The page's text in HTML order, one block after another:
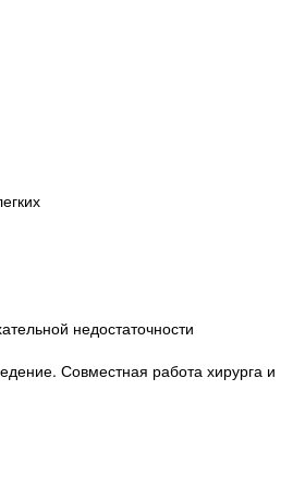
недостаточности
Совместная работа хирурга и